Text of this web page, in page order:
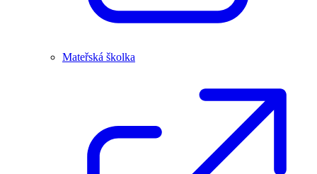
Mateřská školka